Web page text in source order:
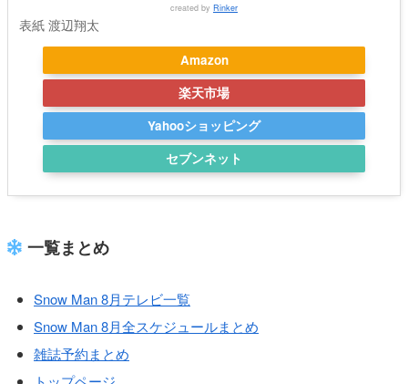
created by Rinker
表紙 渡辺翔太
Amazon
楽天市場
Yahooショッピング
セブンネット
一覧まとめ
Snow Man 8月テレビ一覧
Snow Man 8月全スケジュールまとめ
雑誌予約まとめ